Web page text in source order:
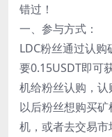
错过！
一、参与方式：
LDC粉丝通过认
要0.15USDT即可
机给粉丝认购，
以后粉丝想购买
机，或者去交易市